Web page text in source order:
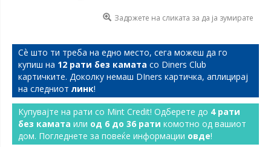
Задржете на сликата за да ја зумирате
Сѐ што ти треба на едно место, сега можеш да го
купиш на 12 рати без камата со Diners Club
картичките. Доколку немаш DIners картичка, аплицирај
на следниот линк!
Купувајте на рати со Mint Credit! Одберете до 4 рати
без камата или од 6 до 36 рати комотно од вашиот
дом. Погледнете за повеќе информации овде!